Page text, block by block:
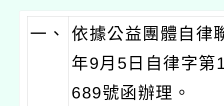
一、
依據公益團體自律
年9月5日自律字第
689號函辦理。